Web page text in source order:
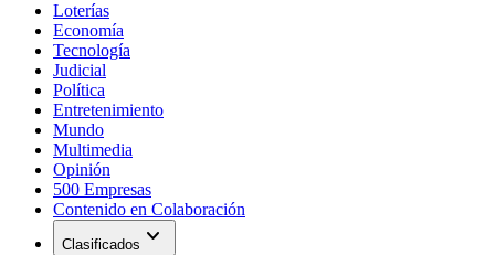
Loterías
Economía
Tecnología
Judicial
Política
Entretenimiento
Mundo
Multimedia
Opinión
500 Empresas
Contenido en Colaboración
Clasificados expand_more